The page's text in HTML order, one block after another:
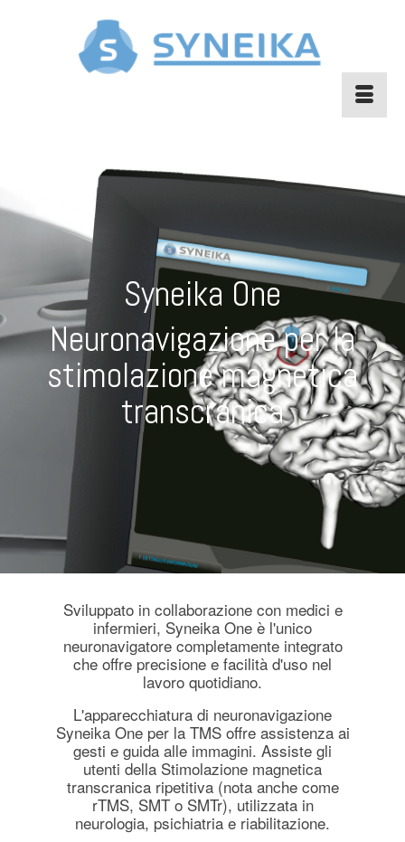
Syneika One
Neuronavigazione per la
stimolazione magnetica
transcranica
Sviluppato in collaborazione con medici e
infermieri, Syneika One è l'unico
neuronavigatore completamente integrato
che offre precisione e facilità d'uso nel
lavoro quotidiano.
L'apparecchiatura di neuronavigazione
Syneika One per la TMS offre assistenza ai
gesti e guida alle immagini. Assiste gli
utenti della Stimolazione magnetica
transcranica ripetitiva (nota anche come
rTMS, SMT o SMTr), utilizzata in
neurologia, psichiatria e riabilitazione.